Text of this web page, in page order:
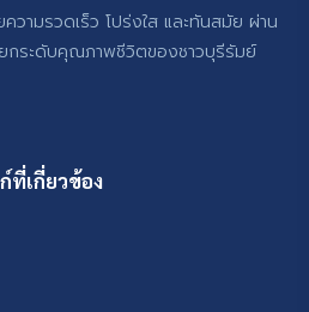
วามรวดเร็ว โปร่งใส และทันสมัย ผ่าน
กระดับคุณภาพชีวิตของชาวบุรีรัมย์
ที่เกี่ยวข้อง